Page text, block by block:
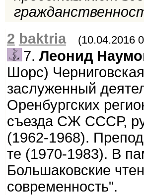
2 baktria (10.04.2016
7. Леонид
Шорс)
заслуженный
Оренбургских
съезда СЖ СССР,
(1962-1968).
те (1970-1983). В
Большаковские
современность".